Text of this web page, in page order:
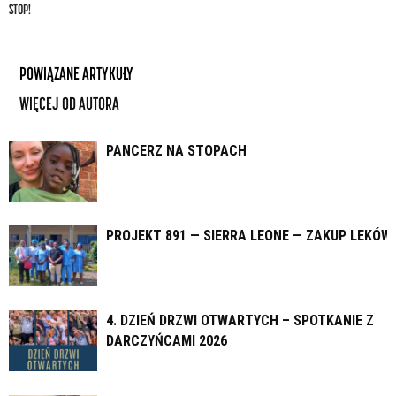
STOP!
POWIĄZANE ARTYKUŁY
WIĘCEJ OD AUTORA
PANCERZ NA STOPACH
PROJEKT 891 — SIERRA LEONE — ZAKUP LEKÓW
4. DZIEŃ DRZWI OTWARTYCH – SPOTKANIE Z
DARCZYŃCAMI 2026